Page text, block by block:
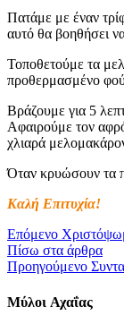
Πατάμε με έναν
αυτό θα βοηθήσει
Τοποθετούμε τα
προθερμασμένο
Βράζουμε για 5
Αφαιρούμε τον
χλιαρά
Όταν κρυώσουν τα
Καλή Επιτυχία!
Επόμενο
Πίσω στα άρθρα
Προηγούμενο
Μύλοι Αχαΐας